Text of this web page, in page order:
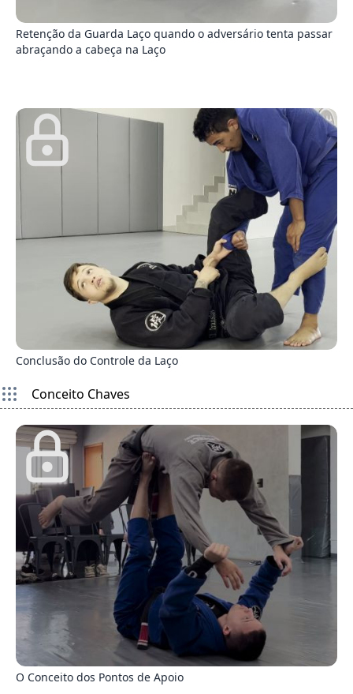
Retenção da Guarda Laço quando o adversário tenta passar
abraçando a cabeça na Laço
Conclusão do Controle da Laço
Conceito Chaves
O Conceito dos Pontos de Apoio